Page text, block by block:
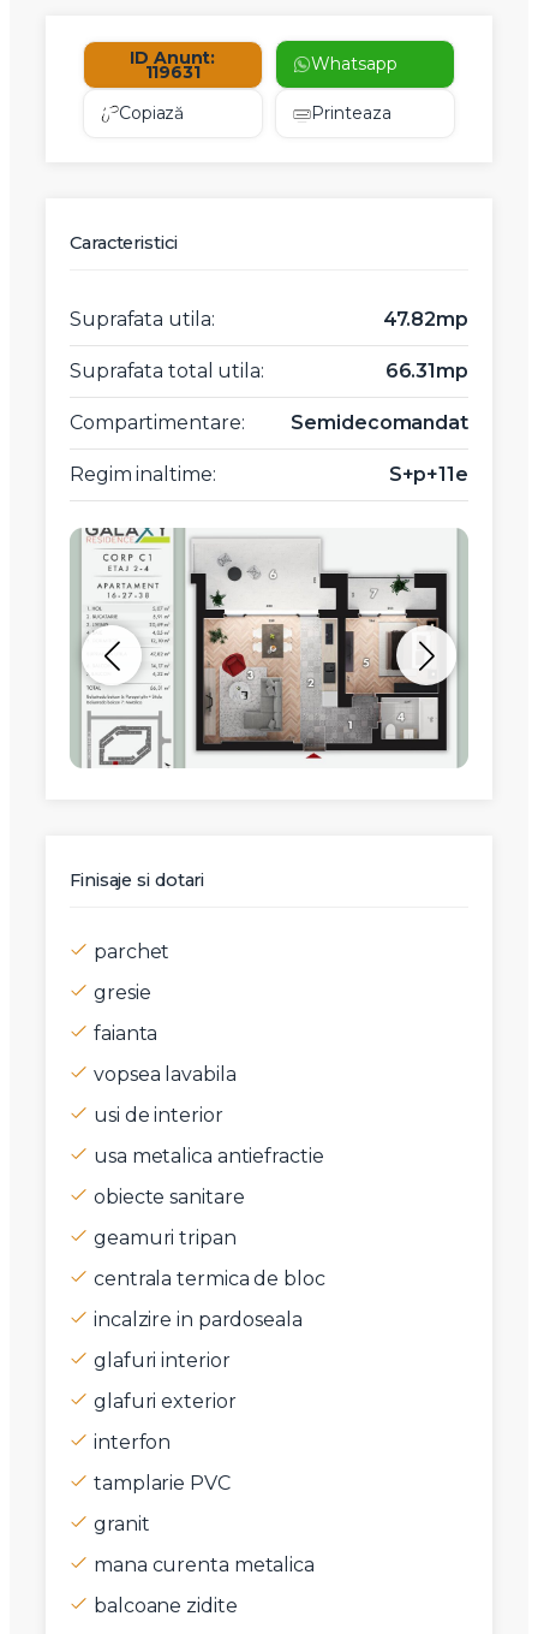
ID Anunt:
119631 Whatsapp
Copiază Printeaza
Caracteristici
Suprafata utila: 47.82mp
Suprafata total utila: 66.31mp
Compartimentare: Semidecomandat
Regim inaltime: S+p+11e
Finisaje si dotari
parchet
gresie
faianta
vopsea lavabila
usi de interior
usa metalica antiefractie
obiecte sanitare
geamuri tripan
centrala termica de bloc
incalzire in pardoseala
glafuri interior
glafuri exterior
interfon
tamplarie PVC
granit
mana curenta metalica
balcoane zidite